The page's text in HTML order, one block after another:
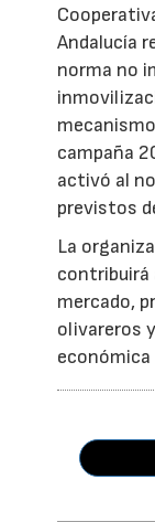
Andalucía
norma no
campaña
activó al
previstos
La
contribuirá
mercado,
olivareros